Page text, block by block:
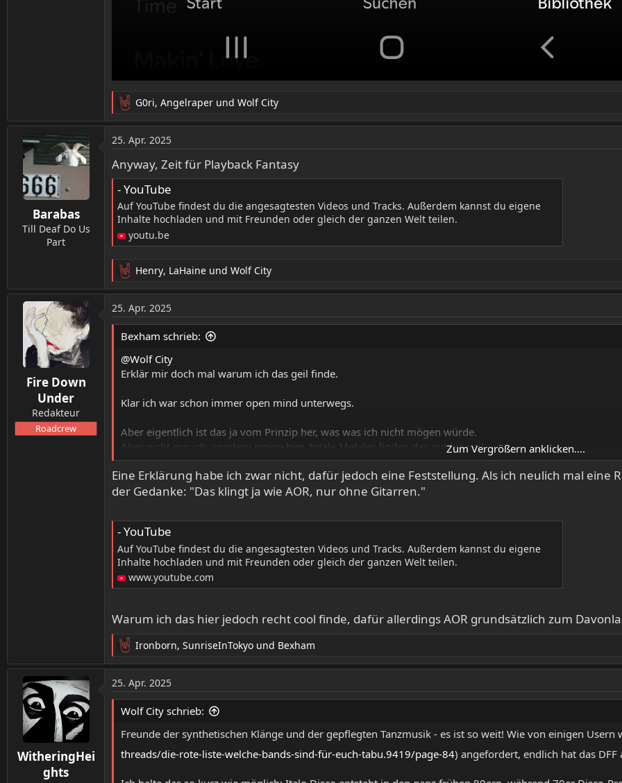
R
e
a
k
t
o
n
e
n
:
G0ri, Angelraper und Wolf City
Barabas
Till Deaf Do Us
Part
25. Apr. 2025
Anyway, Zeit für Playback Fantasy
- YouTube
Auf YouTube findest du die angesagtesten Videos und Tracks. Außerdem kannst du eigene
Inhalte hochladen und mit Freunden oder gleich der ganzen Welt teilen.
youtu.be
R
e
a
k
t
o
n
e
Henry, LaHaine und Wolf City
Fire Down
Under
Redakteur
Roadcrew
25. Apr. 2025
Bexham schrieb:
@Wolf City
Erklär mir doch mal warum ich das geil finde.
Klar ich war schon immer open mind unterwegs.
Aber eigentlich ist das ja vom Prinzip her, was was ich nicht mögen würde.
Aber nicht nur ich, sondern einige hier, totale Metaler finden das gut bis geil.
Warum?
Ernst gemeinte Frage
Zum Vergrößern anklicken....
Eine Erklärung habe ich zwar nicht, dafür jedoch eine Feststellung. Als ich neulich mal
der Gedanke: "Das klingt ja wie AOR, nur ohne Gitarren."
- YouTube
Auf YouTube findest du die angesagtesten Videos und Tracks. Außerdem kannst du eigene
Inhalte hochladen und mit Freunden oder gleich der ganzen Welt teilen.
www.youtube.com
Warum ich das hier jedoch recht cool finde, dafür allerdings AOR grundsätzlich zum
R
e
a
k
t
o
e
Ironborn, SunriseInTokyo und Bexham
WitheringHei
ghts
25. Apr. 2025
Wolf City schrieb:
Freunde der synthetischen Klänge und der gepflegten Tanzmusik - es ist so weit! Wie von einigen Usern
threads/die-rote-liste-welche-bands-sind-für-euch-tabu.9419/page-84) angefordert, endlich hat das